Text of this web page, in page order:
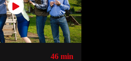
46 min